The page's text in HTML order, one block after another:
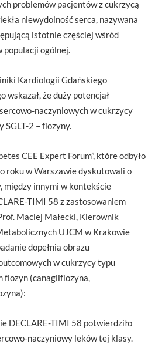
problemów pacjentów z cukrzycą
niewydolność serca, nazywana
istotnie częściej wśród
populacji ogólnej.
Kardiologii Gdańskiego
że duży potencjał
naczyniowych w cukrzycy
2 – flozyny.
CEE Expert Forum”, które odbyło
roku w Warszawie dyskutowali o
między innymi w kontekście
TIMI 58 z zastosowaniem
Maciej Małecki, Kierownik
UJCM w Krakowie
dopełnia obrazu
w cukrzycy typu
flozyn (canagliflozyna,
DECLARE-TIMI 58 potwierdziło
naczyniowy leków tej klasy.